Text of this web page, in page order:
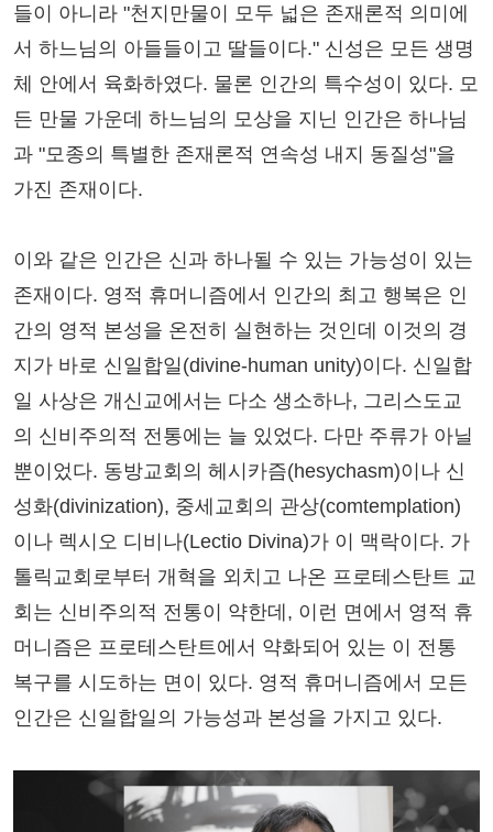
들이 아니라 "천지만물이 모두 넓은 존재론적 의미에
서 하느님의 아들들이고 딸들이다." 신성은 모든 생명
체 안에서 육화하였다. 물론 인간의 특수성이 있다. 모
든 만물 가운데 하느님의 모상을 지닌 인간은 하나님
과 "모종의 특별한 존재론적 연속성 내지 동질성"을
가진 존재이다.
이와 같은 인간은 신과 하나될 수 있는 가능성이 있는
존재이다. 영적 휴머니즘에서 인간의 최고 행복은 인
간의 영적 본성을 온전히 실현하는 것인데 이것의 경
지가 바로 신일합일(divine-human unity)이다. 신일합
일 사상은 개신교에서는 다소 생소하나, 그리스도교
의 신비주의적 전통에는 늘 있었다. 다만 주류가 아닐
뿐이었다. 동방교회의 헤시카즘(hesychasm)이나 신
성화(divinization), 중세교회의 관상(comtemplation)
이나 렉시오 디비나(Lectio Divina)가 이 맥락이다. 가
톨릭교회로부터 개혁을 외치고 나온 프로테스탄트 교
회는 신비주의적 전통이 약한데, 이런 면에서 영적 휴
머니즘은 프로테스탄트에서 약화되어 있는 이 전통
복구를 시도하는 면이 있다. 영적 휴머니즘에서 모든
인간은 신일합일의 가능성과 본성을 가지고 있다.